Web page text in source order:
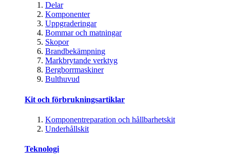
Delar
Komponenter
Uppgraderingar
Bommar och matningar
Skopor
Brandbekämpning
Markbrytande verktyg
Bergborrmaskiner
Bulthuvud
Kit och förbrukningsartiklar
Komponentreparation och hållbarhetskit
Underhållskit
Teknologi